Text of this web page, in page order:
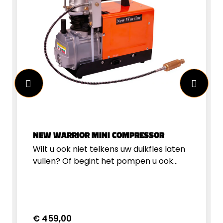
NEW WARRIOR MINI COMPRESSOR
Wilt u ook niet telkens uw duikfles laten
vullen? Of begint het pompen u ook
van uw luchtgeweer vol, zodat u weer
€ 459,00